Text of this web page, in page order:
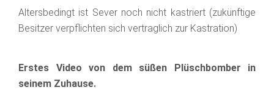
Altersbedingt ist Sever noch nicht kastriert (zukünftige
Besitzer verpflichten sich vertraglich zur Kastration)
Erstes Video von dem süßen Plüschbomber in
seinem Zuhause.